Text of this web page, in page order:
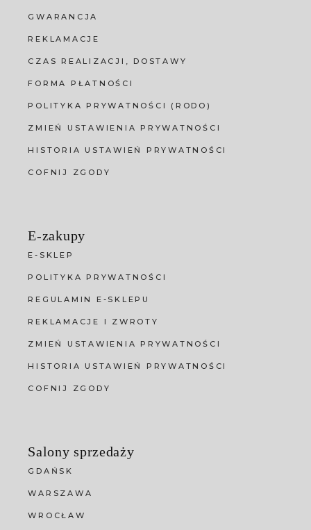
GWARANCJA
REKLAMACJE
CZAS REALIZACJI, DOSTAWY
FORMA PŁATNOŚCI
POLITYKA PRYWATNOŚCI (RODO)
ZMIEŃ USTAWIENIA PRYWATNOŚCI
HISTORIA USTAWIEŃ PRYWATNOŚCI
COFNIJ ZGODY
E-zakupy
E-SKLEP
POLITYKA PRYWATNOŚCI
REGULAMIN E-SKLEPU
REKLAMACJE I ZWROTY
ZMIEŃ USTAWIENIA PRYWATNOŚCI
HISTORIA USTAWIEŃ PRYWATNOŚCI
COFNIJ ZGODY
Salony sprzedaży
GDAŃSK
WARSZAWA
WROCŁAW